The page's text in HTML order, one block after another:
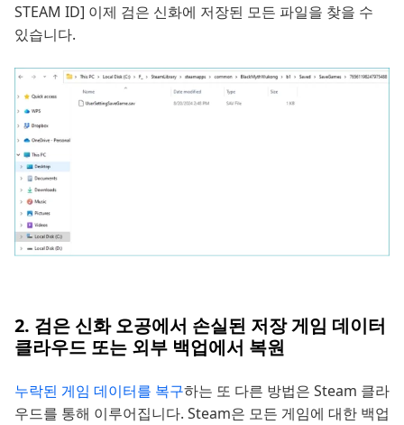
STEAM ID] 이제 검은 신화에 저장된 모든 파일을 찾을 수
있습니다.
2. 검은 신화 오공에서 손실된 저장 게임 데이터
클라우드 또는 외부 백업에서 복원
누락된 게임 데이터를 복구하는 또 다른 방법은 Steam 클라
우드를 통해 이루어집니다. Steam은 모든 게임에 대한 백업